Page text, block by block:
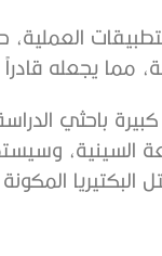
على قتل 99.9%
باحثي